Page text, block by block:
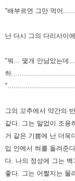
"배부르면 그만 먹어
난 다시 그의 다리사이
"뭐... 몇개 안남았는데
하
그의 꼬추에서 약간의
같다.
그는 말없이 조용
거 같은 기쁨에 난 더욱
입 안에서 혀를 돌려준
다. 나의 정성에 그는
좋다.
그는 어쩔지는 몰